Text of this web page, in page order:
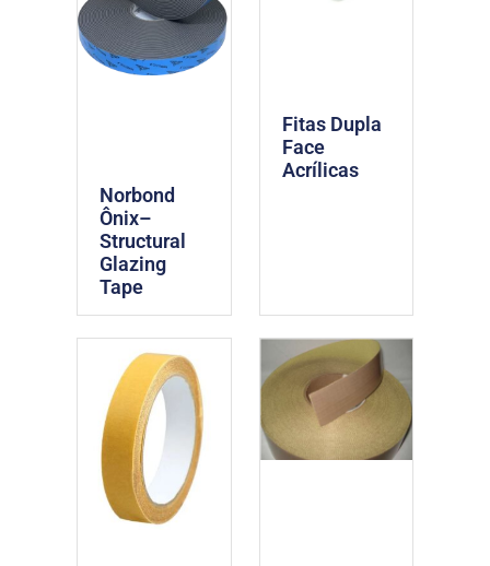
Norbond
Ônix–
Structural
Glazing
Tape
Fitas Dupla
Face
Acrílicas